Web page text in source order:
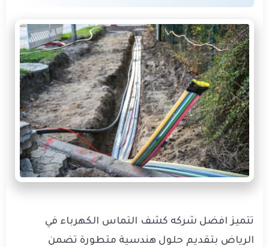
تتميز افضل شركه كشف التماس الكهرباء في
الرياض بتقديم حلول هندسية متطورة تضمن